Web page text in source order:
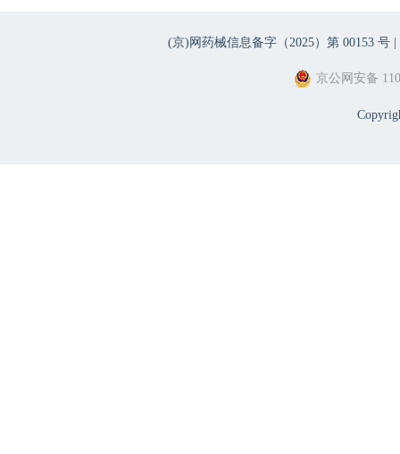
(京)网药械信息备字（2025）第 00153 号 |
京公网安备